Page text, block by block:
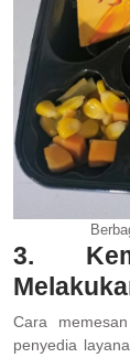
3.
Cara
penyedia